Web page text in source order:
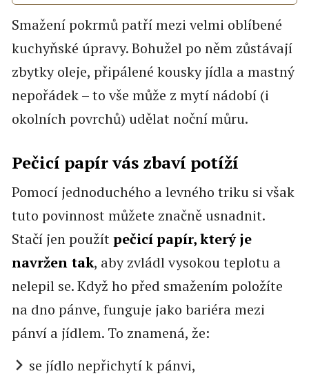
Smažení pokrmů patří mezi velmi oblíbené
kuchyňské úpravy. Bohužel po něm zůstávají
zbytky oleje, připálené kousky jídla a mastný
nepořádek – to vše může z mytí nádobí (i
okolních povrchů) udělat noční můru.
Pečicí papír vás zbaví potíží
Pomocí jednoduchého a levného triku si však
tuto povinnost můžete značně usnadnit.
Stačí jen použítpečicí papír, který je
navržen tak, aby zvládl vysokou teplotu a
nelepil se. Když ho před smažením položíte
na dno pánve, funguje jako bariéra mezi
pánví a jídlem. To znamená, že:
se jídlo nepřichytí k pánvi,